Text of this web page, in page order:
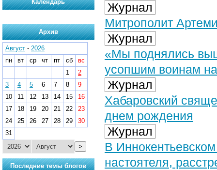
Журнал
Митрополит
Журнал
«Мы поднялись
усопшим воинам
Журнал
Хабаровский
днем рождения
Журнал
В
настоятеля,
Календарь
Архив
Август - 2026
пн
вт ср чт пт сб
вс
1
2
3
4 5 6 7 8
9
10
11 12 13 14 15
16
17
18 19 20 21 22
23
24
25 26 27 28 29
30
31
>
Последние темы блогов